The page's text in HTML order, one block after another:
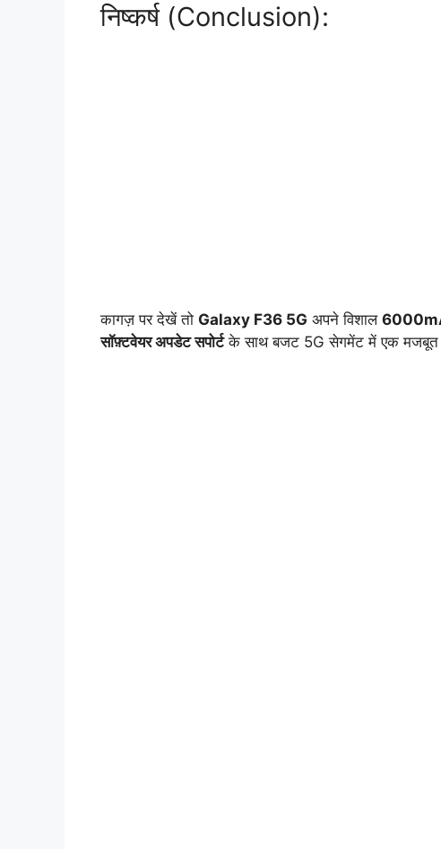
निष्कर्ष (Conclusion):
कागज़ पर देखें तो Galaxy F36 5G अपने विशाल
सॉफ़्टवेयर अपडेट सपोर्टके साथ बजट 5G सेगमेंट में एक मजबूत